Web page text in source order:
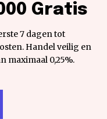
Gratis
7 dagen tot
Handel veilig en
maximaal 0,25%.